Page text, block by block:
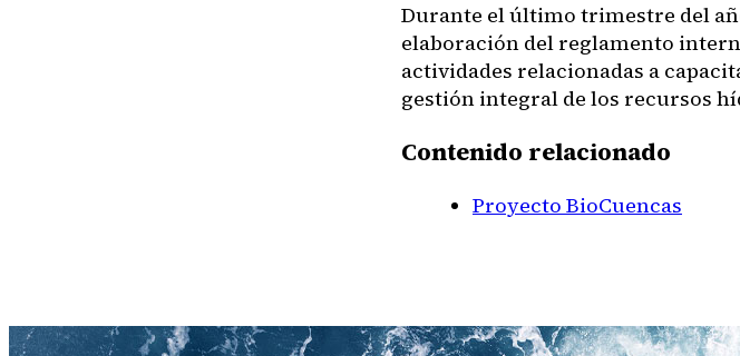
Durante el último trimestre del
elaboración del reglamento
actividades relacionadas a
gestión integral de los recursos
Contenido relacionado
Proyecto BioCuencas